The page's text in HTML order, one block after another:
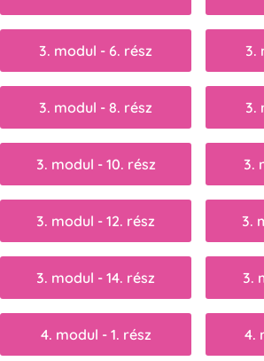
3. modul - 6. rész 3.
3. modul - 8. rész 3.
3. modul - 10. rész 3.
3. modul - 12. rész 3.
3. modul - 14. rész 3.
4. modul - 1. rész 4.